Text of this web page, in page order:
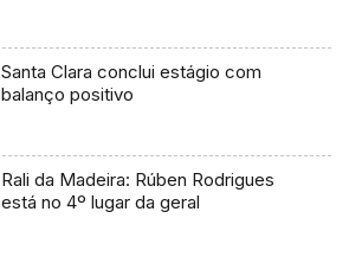
Santa Clara conclui estágio com
balanço positivo
Rali da Madeira: Rúben Rodrigues
está no 4º lugar da geral